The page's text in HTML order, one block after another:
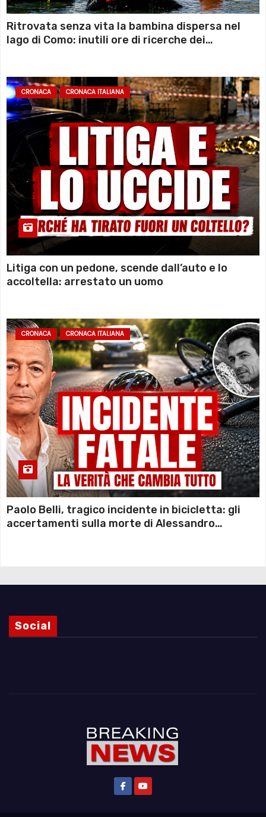
Ritrovata senza vita la bambina dispersa nel
lago di Como: inutili ore di ricerche dei
CRONACA CRONACA ITALIANA
Litiga con un pedone, scende dall’auto e lo
accoltella: arrestato un uomo
CRONACA CRONACA ITALIANA
Paolo Belli, tragico incidente in bicicletta: gli
accertamenti sulla morte di Alessandro
Social